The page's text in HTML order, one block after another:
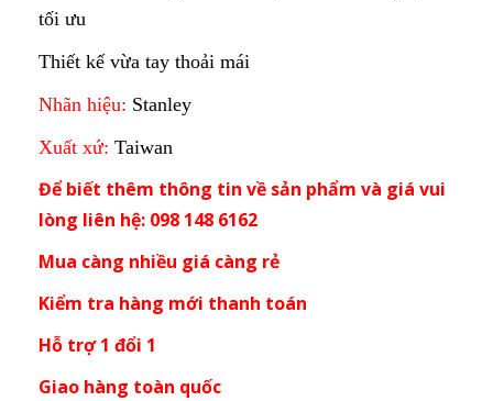
tối ưu
Thiết kế vừa tay thoải mái
Nhãn hiệu: Stanley
Xuất xứ: Taiwan
Để biết thêm thông tin về sản phẩm và giá vui
lòng liên hệ: 098 148 6162
Mua càng nhiều giá càng rẻ
Kiểm tra hàng mới thanh toán
Hỗ trợ 1 đổi 1
Giao hàng toàn quốc